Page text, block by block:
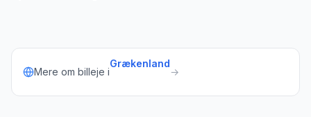
Mere om billeje i
Grækenland
→